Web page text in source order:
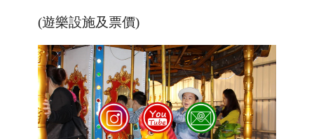
(遊樂設施及票價)